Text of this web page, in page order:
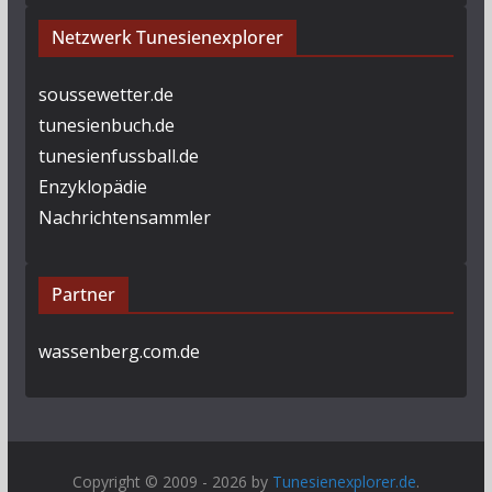
Netzwerk Tunesienexplorer
soussewetter.de
tunesienbuch.de
tunesienfussball.de
Enzyklopädie
Nachrichtensammler
Partner
wassenberg.com.de
Copyright © 2009 - 2026 by Tunesienexplorer.de.